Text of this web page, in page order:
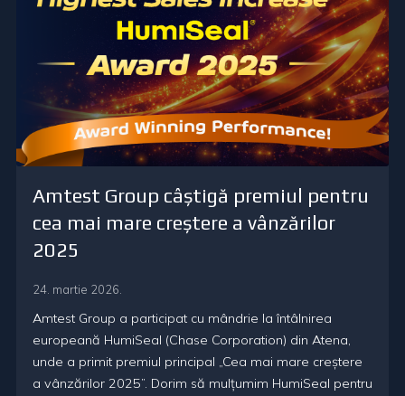
Amtest Group câștigă premiul pentru
cea mai mare creștere a vânzărilor
2025
24. martie 2026.
Amtest Group a participat cu mândrie la întâlnirea
europeană HumiSeal (Chase Corporation) din Atena,
unde a primit premiul principal „Cea mai mare creștere
a vânzărilor 2025”. Dorim să mulțumim HumiSeal pentru